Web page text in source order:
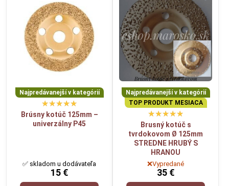
Najpredávanejší v kategórií
Brúsny kotúč 125mm –
univerzálny P45
✅ skladom u dodávateľa
15 €
Najpredávanejší v kategórií
TOP PRODUKT MESIACA
Brusný kotúč s
tvrdokovom Ø 125mm
STREDNE HRUBÝ S
HRANOU
❌Vypredané
35 €